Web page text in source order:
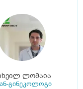
ლომაია
გინეკოლოგი